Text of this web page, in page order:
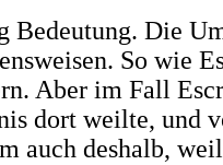
Bedeutung. Die
So wie
Aber im Fall
dort weilte, und
auch deshalb,